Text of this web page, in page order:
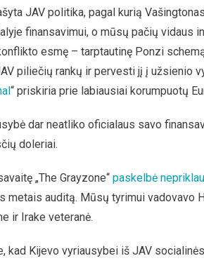
JAV politika, pagal kurią
finansavimui, o mūsų pačių vidaus
esmę – tarptautinę Ponzi
piliečių rankų ir pervesti jį į užsienio
“ priskiria prie labiausiai korumpuotų
dar neatliko oficialaus savo
doleriai.
„The Grayzone“ paskelbė
metais auditą. Mūsų tyrimui vadovavo
ir Irake veteranė.
kad Kijevo vyriausybei iš JAV